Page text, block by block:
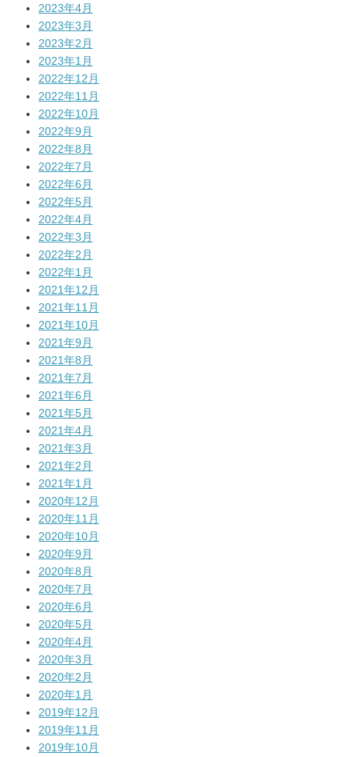
2023年4月
2023年3月
2023年2月
2023年1月
2022年12月
2022年11月
2022年10月
2022年9月
2022年8月
2022年7月
2022年6月
2022年5月
2022年4月
2022年3月
2022年2月
2022年1月
2021年12月
2021年11月
2021年10月
2021年9月
2021年8月
2021年7月
2021年6月
2021年5月
2021年4月
2021年3月
2021年2月
2021年1月
2020年12月
2020年11月
2020年10月
2020年9月
2020年8月
2020年7月
2020年6月
2020年5月
2020年4月
2020年3月
2020年2月
2020年1月
2019年12月
2019年11月
2019年10月